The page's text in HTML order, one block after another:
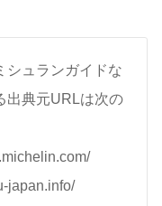
シュランガイドな
出典元URLは次の
japan.info/